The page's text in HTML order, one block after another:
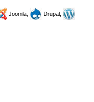
Joomla,
Drupal,